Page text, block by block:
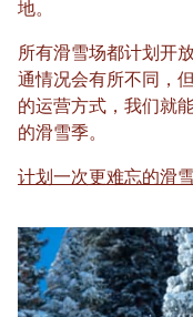
地。
所有滑雪场都计划开
通情况会有所不同，
的运营方式，我们就
的滑雪季。
计划一次更难忘的滑雪